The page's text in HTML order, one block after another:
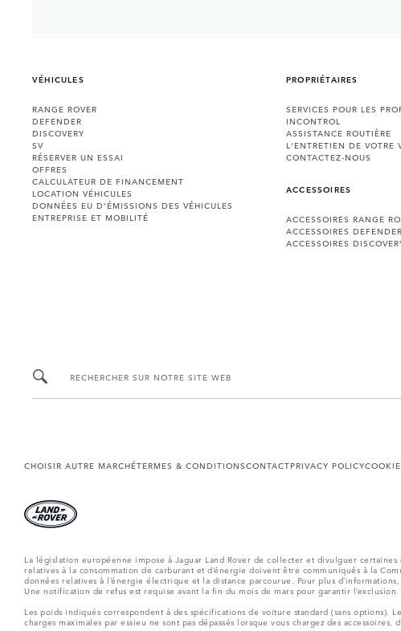
VÉHICULES
RANGE ROVER
DEFENDER
DISCOVERY
SV
RÉSERVER UN ESSAI
OFFRES
CALCULATEUR DE FINANCEMENT
LOCATION VÉHICULES
DONNÉES EU D'ÉMISSIONS DES VÉHICULES
ENTREPRISE ET MOBILITÉ
PROPRIÉTAIRES
SERVICES POUR LES
INCONTROL
ASSISTANCE ROUTIÈRE
L'ENTRETIEN DE VOTRE
CONTACTEZ-NOUS
ACCESSOIRES
ACCESSOIRES RANGE
ACCESSOIRES DEFENDER
ACCESSOIRES
RECHERCHER SUR NOTRE SITE WEB
CHOISIR AUTRE MARCHÉTERMES & CONDITIONSCONTACTPRIVACY POLICY
La législation européenne impose à Jaguar Land Rover de collecter et divulguer
relatives à la consommation de carburant et d’énergie doivent être communiqués à la
données relatives à l’énergie électrique et la distance parcourue. Pour plus
Une notification de refus est requise avant la fin du mois de mars pour garantir
Les poids indiqués correspondent à des spécifications de voiture standard (sans
charges maximales par essieu ne sont pas dépassés lorsque vous chargez des